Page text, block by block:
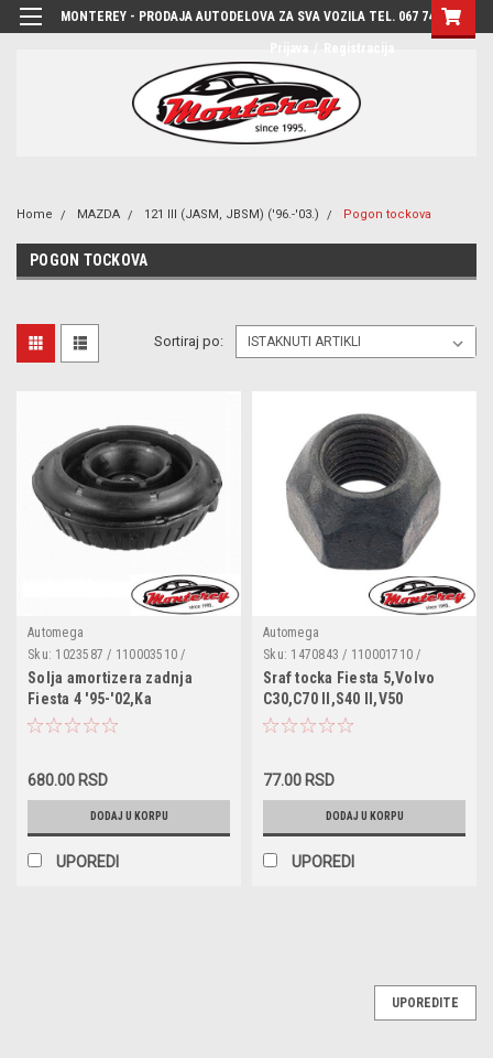
MONTEREY - PRODAJA AUTODELOVA ZA SVA VOZILA TEL. 067 7444-780
Home MAZDA 121 III (JASM, JBSM) ('96.-'03.) Pogon tockova
POGON TOCKOVA
Sortiraj po:
Automega
Sku: 1023587 / 110003510 /
1003914 / 1012464 / 1101042 /
96FB18198AG / 1E0028012 /
1E0028012A
Solja amortizera zadnja
Fiesta 4 '95-'02,Ka
'96-,Puma,Mazda 121 '96-'03
680.00 RSD
DODAJ U KORPU
UPOREDI
Automega
Sku: 1470843 / 110001710 /
50927413 / 1007487 / 1447852 /
1576592 / 6040307 / 6702971 /
9XE2609276 / 9XG00344X9 /
9XG00344X9AA / 9XG00344X9X /
W713392S440
Sraf tocka Fiesta 5,Volvo
C30,C70 II,S40 II,V50
77.00 RSD
DODAJ U KORPU
UPOREDI
UPOREDITE